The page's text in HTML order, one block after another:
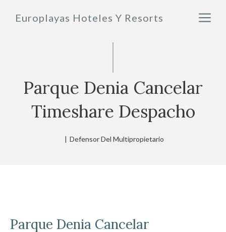
Europlayas Hoteles Y Resorts
Parque Denia Cancelar
Timeshare Despacho
| Defensor Del Multipropietario
Parque Denia Cancelar